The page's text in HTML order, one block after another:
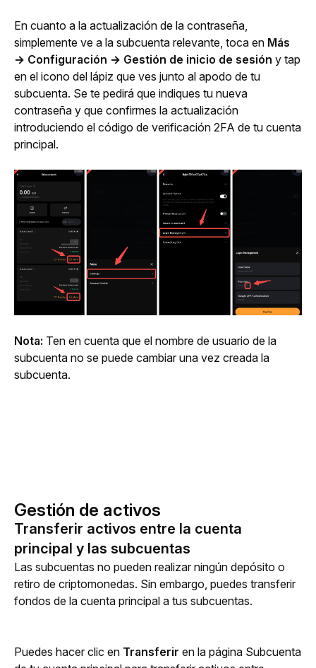
En cuanto a la actualización de la contraseña,
simplemente ve a la subcuenta relevante , toca en Más
→ Configuración → Gestión de inicio de sesión y tap
en el icono del lápiz que ves junto al apodo de tu
subcuenta. Se te pedirá que indiques tu nueva
contraseña y que confirmes la actualización
introduciendo el código de verificación 2FA de tu cuenta
principal.
Nota: Ten en cuenta que el nombre de usuario de la
subcuenta no se puede cambiar una vez creada la
subcuenta.
Gestión de activos
Transferir activos entre la cuenta
principal y las subcuentas
Las subcuentas no pueden realizar ningún depósito o
retiro de criptomonedas. Sin embargo, puedes transferir
fondos de la cuenta principal a tus subcuentas.
Puedes hacer clic en Transferir en la página Subcuenta